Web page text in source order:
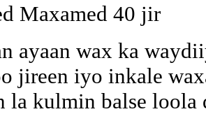
Maxamed 40 jir
ayaan wax ka
jireen iyo inkale
la kulmin balse loola